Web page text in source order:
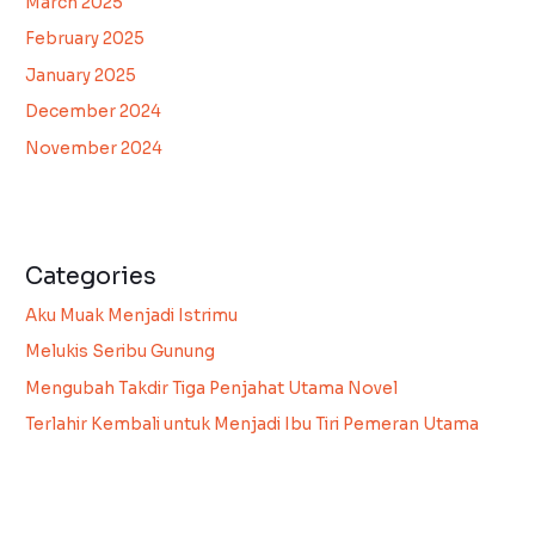
February 2025
January 2025
December 2024
November 2024
Categories
Aku Muak Menjadi Istrimu
Melukis Seribu Gunung
Mengubah Takdir Tiga Penjahat Utama Novel
Terlahir Kembali untuk Menjadi Ibu Tiri Pemeran Utama